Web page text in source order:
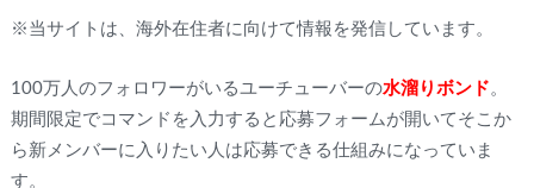
※当サイトは、海外在住者に向けて情報を発信しています。
100万人のフォロワーがいるユーチューバーの水溜りボンド。
期間限定でコマンドを入力すると応募フォームが開いてそこか
ら新メンバーに入りたい人は応募できる仕組みになっていま
す。